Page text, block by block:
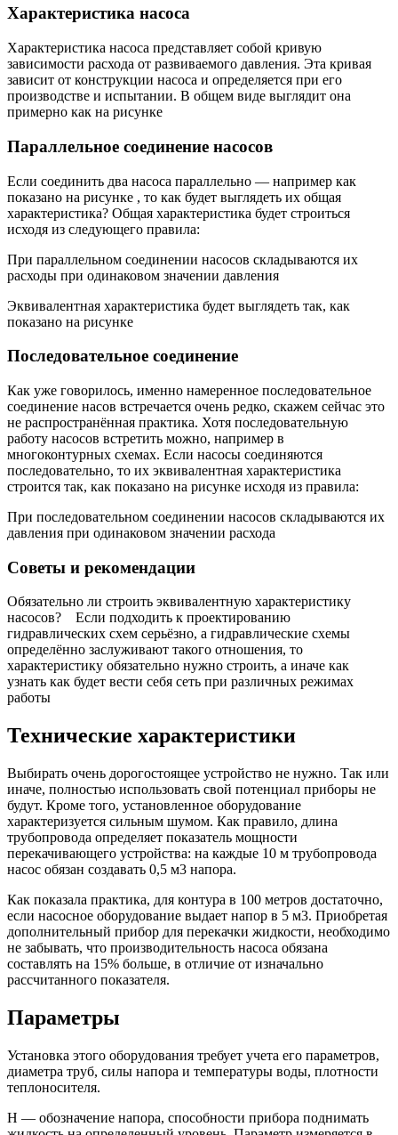
Характеристика насоса
Характеристика насоса представляет собой кривую
зависимости расхода от развиваемого давления. Эта кривая
зависит от конструкции насоса и определяется при его
производстве и испытании. В общем виде выглядит она
примерно как на рисунке
Параллельное соединение насосов
Если соединить два насоса параллельно — например как
показано на рисунке , то как будет выглядеть их общая
характеристика? Общая характеристика будет строиться
исходя из следующего правила:
При параллельном соединении насосов складываются их
расходы при одинаковом значении давления
Эквивалентная характеристика будет выглядеть так, как
показано на рисунке
Последовательное соединение
Как уже говорилось, именно намеренное последовательное
соединение насов встречается очень редко, скажем сейчас это
не распространённая практика. Хотя последовательную
работу насосов встретить можно, например в
многоконтурных схемах. Если насосы соединяются
последовательно, то их эквивалентная характеристика
строится так, как показано на рисунке исходя из правила:
При последовательном соединении насосов складываются их
давления при одинаковом значении расхода
Советы и рекомендации
Обязательно ли строить эквивалентную характеристику
насосов? Если подходить к проектированию
гидравлических схем серьёзно, а гидравлические схемы
определённо заслуживают такого отношения, то
характеристику обязательно нужно строить, а иначе как
узнать как будет вести себя сеть при различных режимах
работы
Технические характеристики
Выбирать очень дорогостоящее устройство не нужно. Так или
иначе, полностью использовать свой потенциал приборы не
будут. Кроме того, установленное оборудование
характеризуется сильным шумом. Как правило, длина
трубопровода определяет показатель мощности
перекачивающего устройства: на каждые 10 м трубопровода
насос обязан создавать 0,5 м3 напора.
Как показала практика, для контура в 100 метров достаточно,
если насосное оборудование выдает напор в 5 м3. Приобретая
дополнительный прибор для перекачки жидкости, необходимо
не забывать, что производительность насоса обязана
составлять на 15% больше, в отличие от изначально
рассчитанного показателя.
Параметры
Установка этого оборудования требует учета его параметров,
диаметра труб, силы напора и температуры воды, плотности
теплоносителя.
Н — обозначение напора, способности прибора поднимать